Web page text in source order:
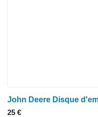
25 €